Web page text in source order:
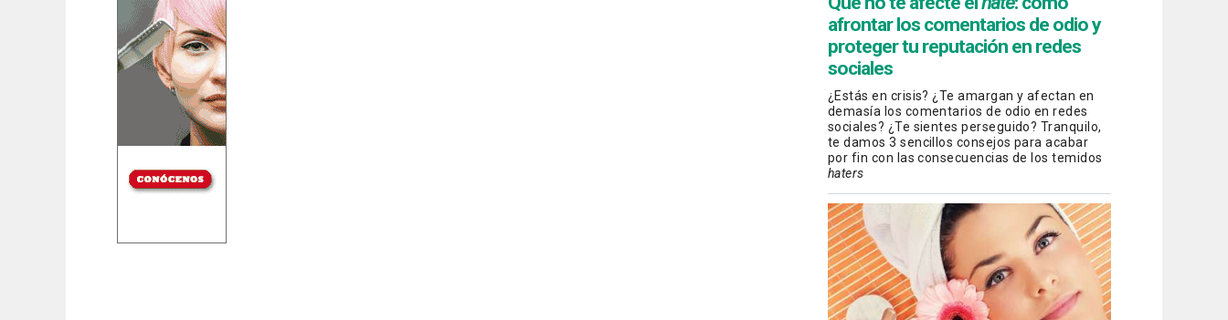
afrontar los comentarios de odio y
proteger tu reputación en redes
sociales
¿Estás en crisis? ¿Te amargan y afectan en
demasía los comentarios de odio en redes
sociales? ¿Te sientes perseguido? Tranquilo,
te damos 3 sencillos consejos para acabar
por fin con las consecuencias de los temidos
haters